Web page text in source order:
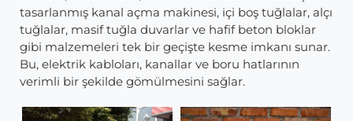
tasarlanmış kanal açma makinesi, içi boş tuğlalar, alçı
tuğlalar, masif tuğla duvarlar ve hafif beton bloklar
gibi malzemeleri tek bir geçişte kesme imkanı sunar.
Bu, elektrik kabloları, kanallar ve boru hatlarının
verimli bir şekilde gömülmesini sağlar.